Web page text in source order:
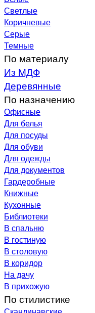
Светлые
Коричневые
Серые
Темные
По материалу
Из МДФ
Деревянные
По назначению
Офисные
Для белья
Для посуды
Для обуви
Для одежды
Для документов
Гардеробные
Книжные
Кухонные
Библиотеки
В спальню
В гостиную
В столовую
В коридор
На дачу
В прихожую
По стилистике